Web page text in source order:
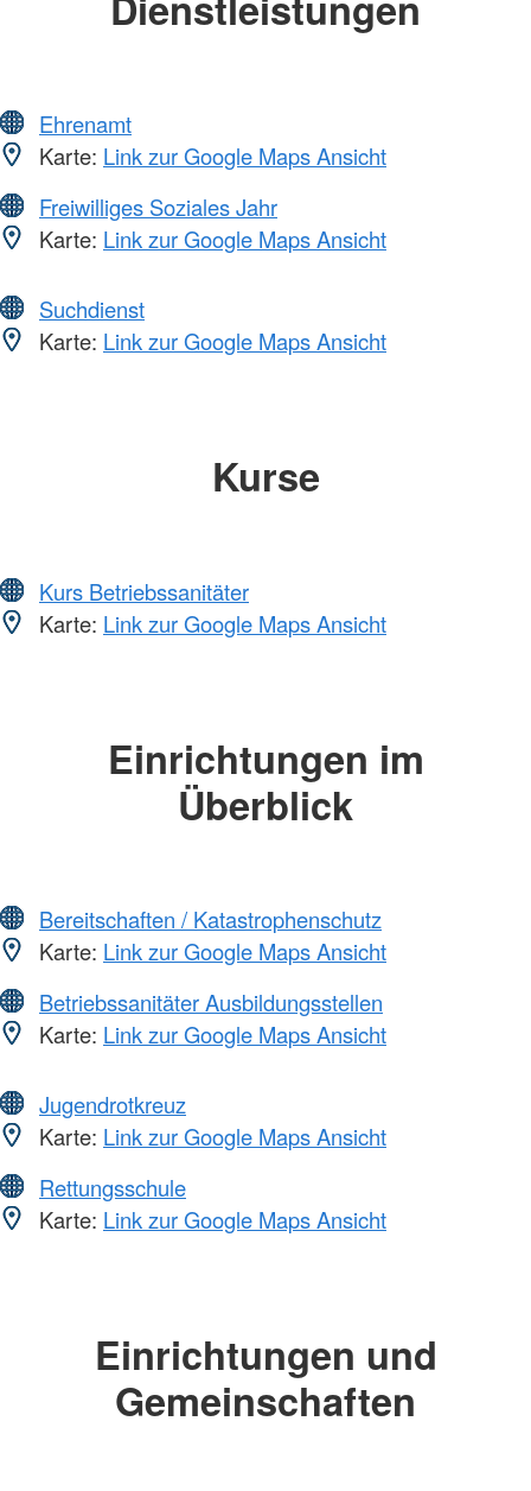
Ehrenamt
Karte: Link zur Google Maps Ansicht
Freiwilliges Soziales Jahr
Karte: Link zur Google Maps Ansicht
Suchdienst
Karte: Link zur Google Maps Ansicht
Kurse
Kurs Betriebssanitäter
Karte: Link zur Google Maps Ansicht
Einrichtungen im
Überblick
Bereitschaften / Katastrophenschutz
Karte: Link zur Google Maps Ansicht
Betriebssanitäter Ausbildungsstellen
Karte: Link zur Google Maps Ansicht
Jugendrotkreuz
Karte: Link zur Google Maps Ansicht
Rettungsschule
Karte: Link zur Google Maps Ansicht
Einrichtungen und
Gemeinschaften